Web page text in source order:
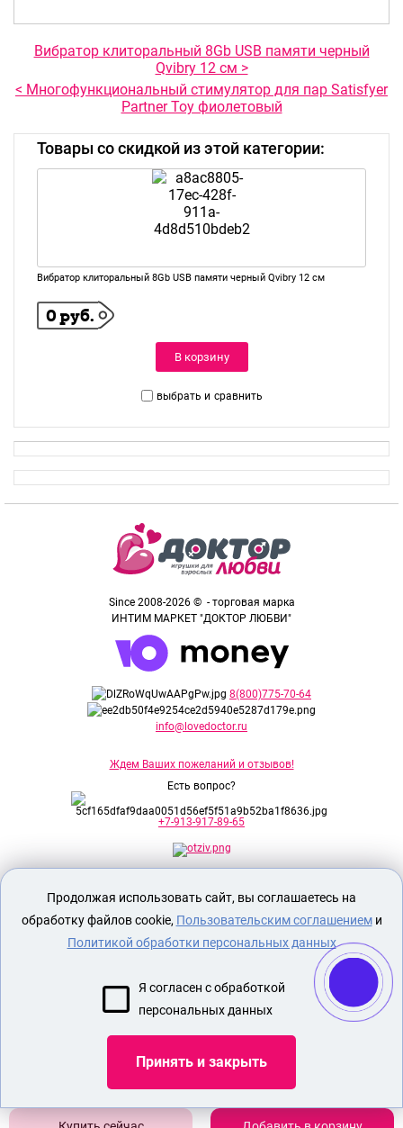
Вибратор клиторальный 8Gb USB памяти черный
Qvibry 12 см >
< Многофункциональный стимулятор для пар Satisfyer
Partner Toy фиолетовый
Товары со скидкой из этой категории:
Вибратор клиторальный 8Gb USB памяти черный Qvibry 12 см
0 руб.
В корзину
выбрать и сравнить
Since 2008-2026 © - торговая марка
ИНТИМ МАРКЕТ "ДОКТОР ЛЮБВИ"
8(800)775-70-64
info@lovedoctor.ru
Ждем Ваших пожеланий и отзывов!
Есть вопрос?
+7-913-917-89-65
исключительно для лиц старше 18 лет!
Евразийского соответствия.
ОПЛАТА И ДОСТАВКА
СЕКС ИГРУШКИ
БДСМ
СТИМУЛИРУЮЩАЯ НАСАДКА НА ПЕНИС
Продолжая использовать сайт, вы соглашаетесь на
обработку файлов cookie, Пользовательским соглашениеми
Политикой обработки персональных данных
Я согласен с обработкой
персональных данных
Принять и закрыть